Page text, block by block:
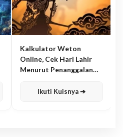
Kalkulator Weton
Online, Cek Hari Lahir
Menurut Penanggalan
Ikuti Kuisnya ➔